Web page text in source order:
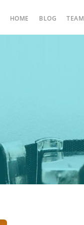
HOME BLOG TEAM